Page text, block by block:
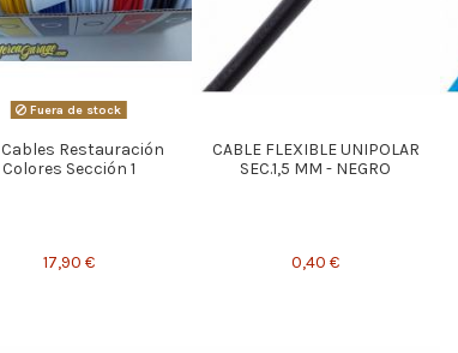
Fuera de stock
Cables Restauración
Colores Sección 1
17,90 €
CABLE FLEXIBLE UNIPOLAR
SEC.1,5 MM - NEGRO
0,40 €